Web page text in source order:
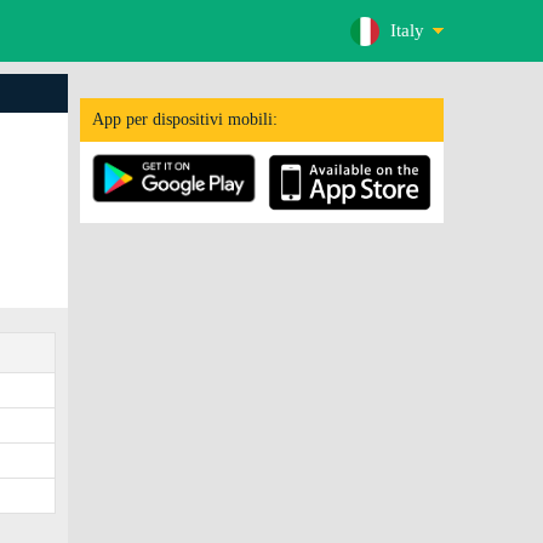
Italy
App per dispositivi mobili: